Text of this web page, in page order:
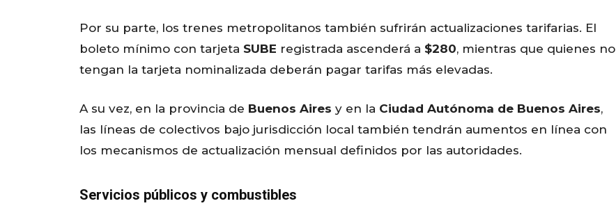
Por su parte, los trenes metropolitanos también sufrirán actualizaciones tarifarias. El
boleto mínimo con tarjeta SUBE registrada ascenderá a $280, mientras que quienes no
tengan la tarjeta nominalizada deberán pagar tarifas más elevadas.
A su vez, en la provincia de Buenos Aires y en la Ciudad Autónoma de Buenos Aires,
las líneas de colectivos bajo jurisdicción local también tendrán aumentos en línea con
los mecanismos de actualización mensual definidos por las autoridades.
Servicios públicos y combustibles